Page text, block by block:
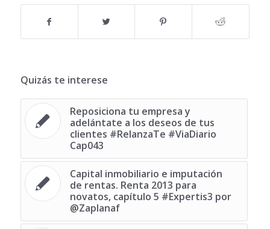
Quizás te interese
Reposiciona tu empresa y
adelántate a los deseos de tus
clientes #RelanzaTe #ViaDiario
Cap043
Capital inmobiliario e imputación
de rentas. Renta 2013 para
novatos, capítulo 5 #Expertis3 por
@Zaplanaf